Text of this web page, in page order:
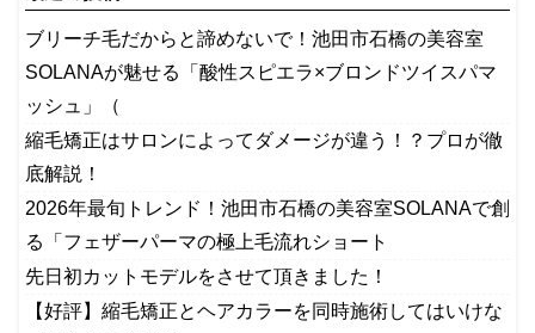
ブリーチ毛だからと諦めないで！池田市石橋の美容室
SOLANAが魅せる「酸性スピエラ×ブロンドツイスパマ
ッシュ」（
縮毛矯正はサロンによってダメージが違う！？プロが徹
底解説！
2026年最旬トレンド！池田市石橋の美容室SOLANAで創
る「フェザーパーマの極上毛流れショート
先日初カットモデルをさせて頂きました！
【好評】縮毛矯正とヘアカラーを同時施術してはいけな